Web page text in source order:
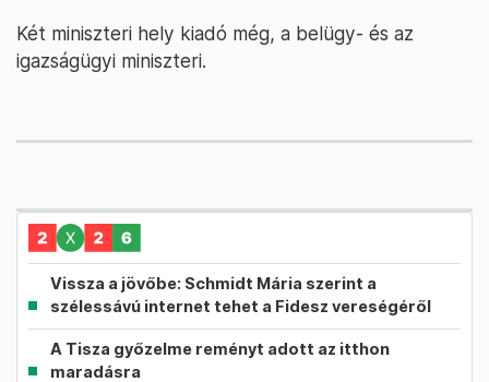
Két miniszteri hely kiadó még, a belügy- és az
igazságügyi miniszteri.
Vissza a jövőbe: Schmidt Mária szerint a
szélessávú internet tehet a Fidesz vereségéről
A Tisza győzelme reményt adott az itthon
maradásra